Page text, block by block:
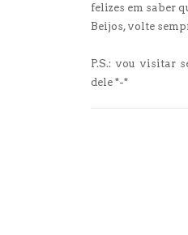
felizes em saber
Beijos, volte
P.S.: vou visitar
dele *-*